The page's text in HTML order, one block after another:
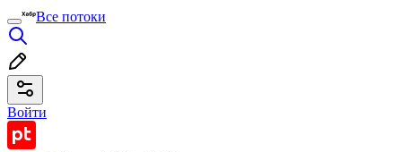
Все потоки
Войти